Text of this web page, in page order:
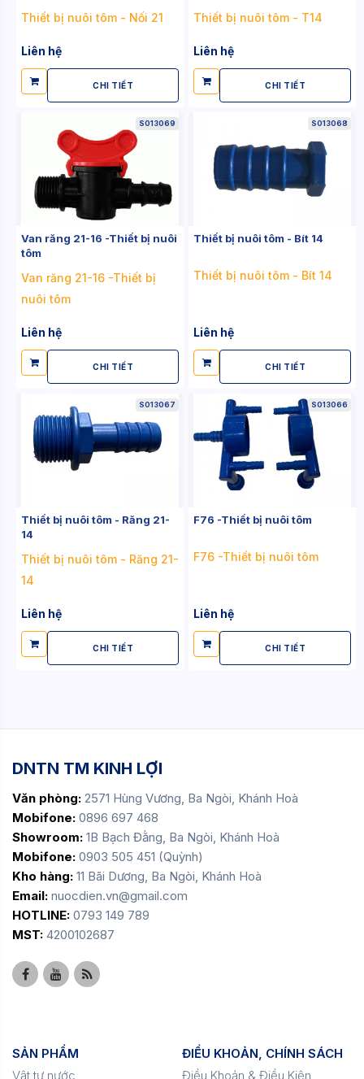
Thiết bị nuôi tôm - Nối 21
Liên hệ
CHI TIẾT
Thiết bị nuôi tôm - T14
Liên hệ
CHI TIẾT
S013069
Van răng 21-16 -Thiết bị nuôi
tôm
Van răng 21-16 -Thiết bị
nuôi tôm
Liên hệ
CHI TIẾT
S013068
Thiết bị nuôi tôm - Bít 14
Thiết bị nuôi tôm - Bít 14
Liên hệ
CHI TIẾT
S013067
Thiết bị nuôi tôm - Răng 21-
14
Thiết bị nuôi tôm - Răng 21-
14
Liên hệ
CHI TIẾT
S013066
F76 -Thiết bị nuôi tôm
F76 -Thiết bị nuôi tôm
Liên hệ
CHI TIẾT
DNTN TM KINH LỢI
Văn phòng: 2571 Hùng Vương, Ba Ngòi, Khánh Hoà
Mobifone: 0896 697 468
Showroom: 1B Bạch Đằng, Ba Ngòi, Khánh Hoà
Mobifone: 0903 505 451 (Quỳnh)
Kho hàng: 11 Bãi Dương, Ba Ngòi, Khánh Hoà
Email: nuocdien.vn@gmail.com
HOTLINE: 0793 149 789
MST: 4200102687
SẢN PHẨM
Vật tư nước
ĐIỀU KHOẢN, CHÍNH SÁCH
Điều Khoản & Điều Kiện